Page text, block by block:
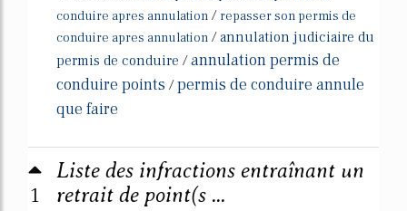
conduire apres annulation / repasser son permis de
conduire apres annulation /annulation judiciaire du
permis de conduire /annulation permis de
conduire points /permis de conduire annule
que faire
1
Liste des infractions entraînant un
retrait de point(s ...